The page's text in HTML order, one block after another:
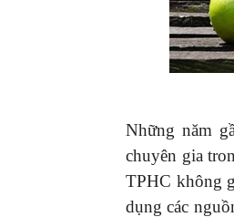
Những năm
chuyên gia
TPHC không
dụng các